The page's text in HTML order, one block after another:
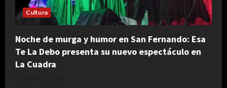
Cultura
Noche de murga y humor en San Fernando: Esa
Te La Debo presenta su nuevo espectáculo en
La Cuadra